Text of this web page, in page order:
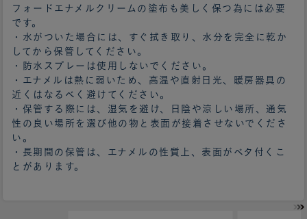
フォードエナメルクリームの塗布も美しく保つ為には必要
です。
・水がついた場合には、すぐ拭き取り、水分を完全に乾か
してから保管してください。
・防水スプレーは使用しないでください。
・エナメルは熱に弱いため、高温や直射日光、暖房器具の
近くはなるべく避けてください。
・保管する際には、湿気を避け、日陰や涼しい場所、通気
性の良い場所を選び他の物と表面が接着させないでくださ
い。
・長期間の保管は、エナメルの性質上、表面がベタ付くこ
とがあります。